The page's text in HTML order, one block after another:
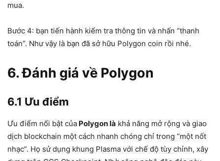
mua.
Bước 4: bạn tiến hành kiểm tra thông tin và nhấn “thanh
toán”. Như vậy là bạn đã sở hữu Polygon coin rồi nhé.
6. Đánh giá về Polygon
6.1 Ưu điểm
Ưu điểm nổi bật của Polygon là khả năng mở rộng và giao
dịch blockchain một cách nhanh chóng chỉ trong “một nốt
nhạc”. Họ sử dụng khung Plasma với chế độ tùy chỉnh, xây